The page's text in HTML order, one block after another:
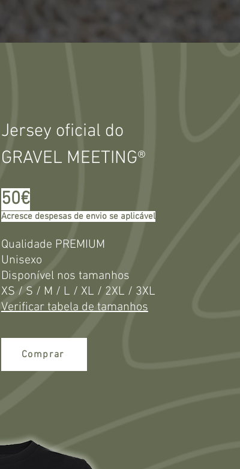
Jersey oficial do
GRAVEL MEETING®
50€
Acresce despesas de envio se aplicável
Qualidade PREMIUM
Unisexo
Disponível nos tamanhos
XS / S / M / L / XL / 2XL / 3XL
Verificar tabela de tamanhos
Comprar